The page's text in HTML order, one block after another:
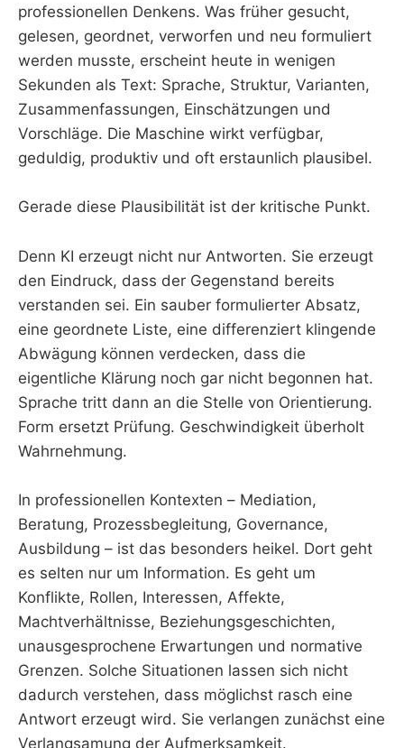
professionellen Denkens. Was früher gesucht,
gelesen, geordnet, verworfen und neu formuliert
werden musste, erscheint heute in wenigen
Sekunden als Text: Sprache, Struktur, Varianten,
Zusammenfassungen, Einschätzungen und
Vorschläge. Die Maschine wirkt verfügbar,
geduldig, produktiv und oft erstaunlich plausibel.
Gerade diese Plausibilität ist der kritische Punkt.
Denn KI erzeugt nicht nur Antworten. Sie erzeugt
den Eindruck, dass der Gegenstand bereits
verstanden sei. Ein sauber formulierter Absatz,
eine geordnete Liste, eine differenziert klingende
Abwägung können verdecken, dass die
eigentliche Klärung noch gar nicht begonnen hat.
Sprache tritt dann an die Stelle von Orientierung.
Form ersetzt Prüfung. Geschwindigkeit überholt
Wahrnehmung.
In professionellen Kontexten – Mediation,
Beratung, Prozessbegleitung, Governance,
Ausbildung – ist das besonders heikel. Dort geht
es selten nur um Information. Es geht um
Konflikte, Rollen, Interessen, Affekte,
Machtverhältnisse, Beziehungsgeschichten,
unausgesprochene Erwartungen und normative
Grenzen. Solche Situationen lassen sich nicht
dadurch verstehen, dass möglichst rasch eine
Antwort erzeugt wird. Sie verlangen zunächst eine
Verlangsamung der Aufmerksamkeit.